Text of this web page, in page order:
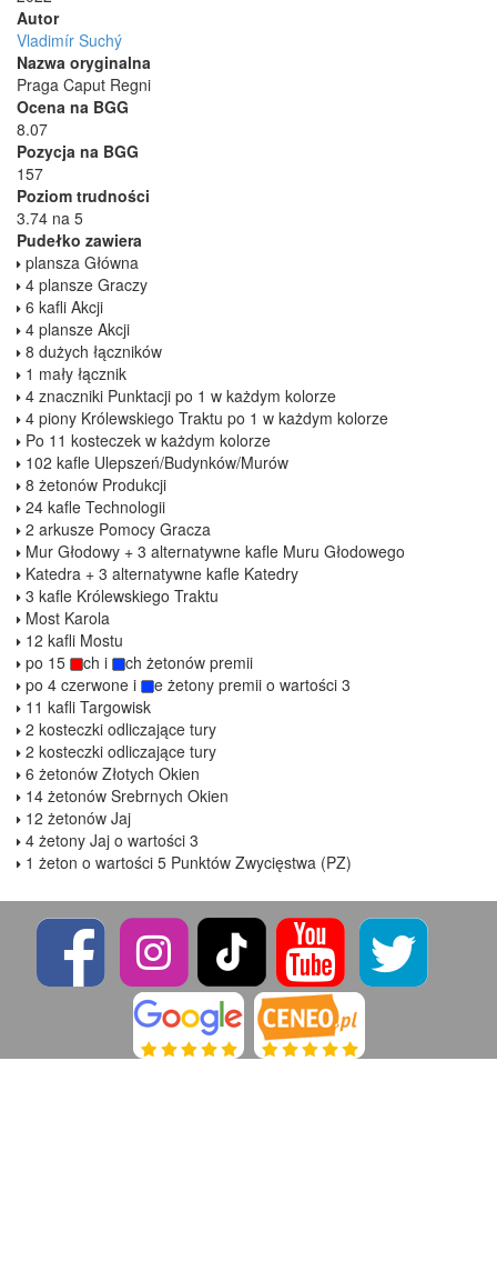
Autor
Vladimír Suchý
Nazwa oryginalna
Praga Caput Regni
Ocena na BGG
8.07
Pozycja na BGG
157
Poziom trudności
3.74 na 5
Pudełko zawiera
plansza Główna
4 plansze Graczy
6 kafli Akcji
4 plansze Akcji
8 dużych łączników
1 mały łącznik
4 znaczniki Punktacji po 1 w każdym kolorze
4 piony Królewskiego Traktu po 1 w każdym kolorze
Po 11 kosteczek w każdym kolorze
102 kafle Ulepszeń/Budynków/Murów
8 żetonów Produkcji
24 kafle Technologii
2 arkusze Pomocy Gracza
Mur Głodowy + 3 alternatywne kafle Muru Głodowego
Katedra + 3 alternatywne kafle Katedry
3 kafle Królewskiego Traktu
Most Karola
12 kafli Mostu
po 15
ch i
ch żetonów premii
po 4 czerwone i
e żetony premii o wartości 3
11 kafli Targowisk
2 kosteczki odliczające tury
2 kosteczki odliczające tury
6 żetonów Złotych Okien
14 żetonów Srebrnych Okien
12 żetonów Jaj
4 żetony Jaj o wartości 3
1 żeton o wartości 5 Punktów Zwycięstwa (PZ)